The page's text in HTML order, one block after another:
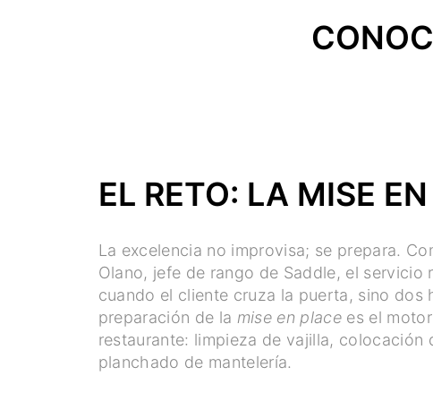
EL RETO: LA MISE
La excelencia no improvisa; se prepara.
Olano, jefe de rango de Saddle, el servicio
cuando el cliente cruza la puerta, sino dos
preparación de la mise en place es el
restaurante: limpieza de vajilla, colocación
planchado de mantelería.